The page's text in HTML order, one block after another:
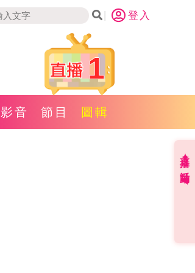
登入
1
影音 節目 圖輯
直播✦活動